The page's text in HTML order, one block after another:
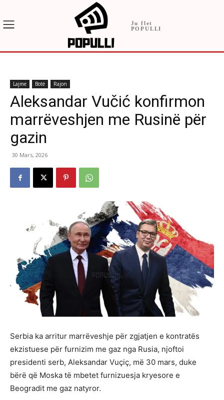
Ju flet
POPULLI
Lajme Botë Rajon
Aleksandar Vučić konfirmon
marrëveshjen me Rusinë për
gazin
30 Mars, 2026
Serbia ka arritur marrëveshje për zgjatjen e kontratës
ekzistuese për furnizim me gaz nga Rusia, njoftoi
presidenti serb, Aleksandar Vuçiç, më 30 mars, duke
bërë që Moska të mbetet furnizuesja kryesore e
Beogradit me gaz natyror.